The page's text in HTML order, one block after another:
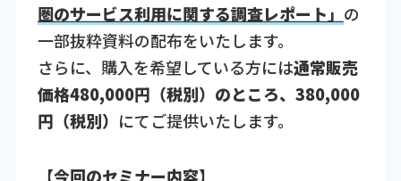
圏のサービス利用に関する調査レポート」 の
一部抜粋資料の配布をいたします。
さらに、購入を希望している方には通常販売
価格480,000円（税別）のところ、380,000
円（税別） にてご提供いたします。
【今回のセミナー内容】